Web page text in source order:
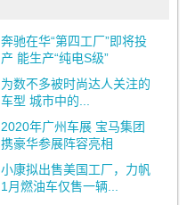
奔驰在华“第四工厂”即将投
产 能生产“纯电S级”
为数不多被时尚达人关注的
车型 城市中的...
2020年广州车展 宝马集团
携豪华参展阵容亮相
小康拟出售美国工厂，力帆
1月燃油车仅售一辆...